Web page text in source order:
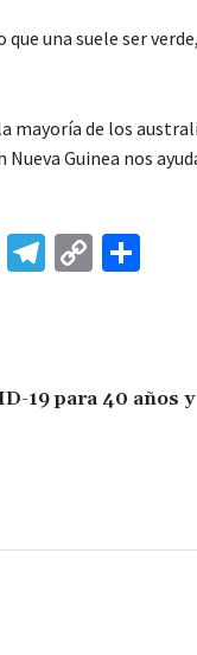
una suele ser verde,
mayoría de los
Guinea nos
M Te
m
C
Li ar
19 para 40 años y